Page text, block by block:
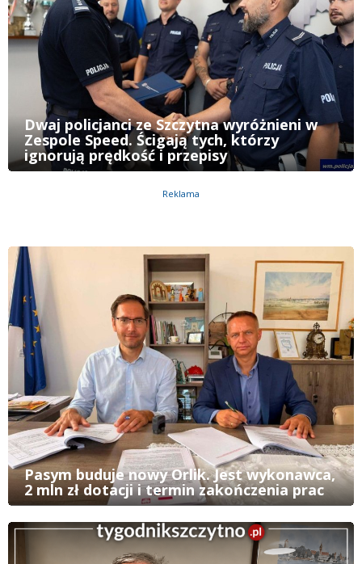
Dwaj policjanci ze Szczytna wyróżnieni w
Zespole Speed. Ścigają tych, którzy
ignorują prędkość i przepisy
Reklama
Pasym buduje nowy Orlik. Jest wykonawca,
2 mln zł dotacji i termin zakończenia prac